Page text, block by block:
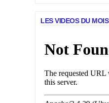
LES VIDEOS DU MOIS